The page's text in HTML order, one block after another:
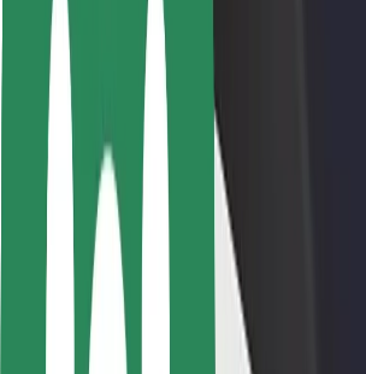
Segurança dos passageiros
Segurança dos motoristas
Segurança das trotinetes
Safety Lab
Cidades
Localizações
Soluções para as cidades
Aeroportos